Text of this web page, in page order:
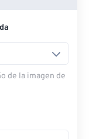
de la imagen de